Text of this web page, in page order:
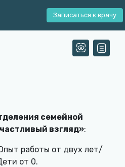
Записаться к врачу
семейной
взгляд»:
работы от двух лет/
от 0.